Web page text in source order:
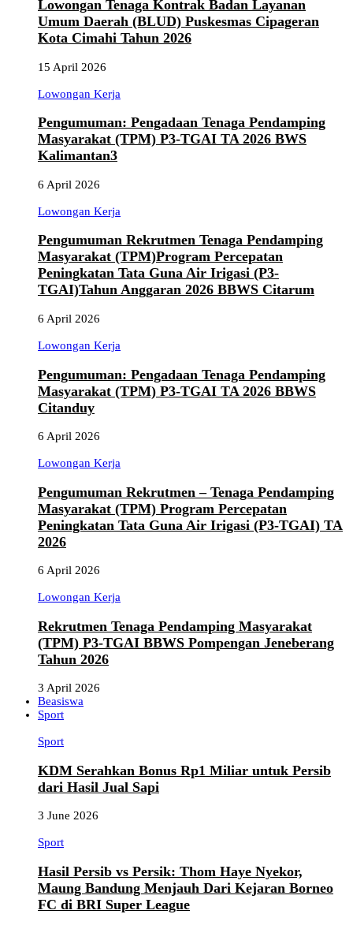
Lowongan Tenaga Kontrak Badan Layanan
Umum Daerah (BLUD) Puskesmas Cipageran
Kota Cimahi Tahun 2026
15 April 2026
Lowongan Kerja
Pengumuman: Pengadaan Tenaga Pendamping
Masyarakat (TPM) P3-TGAI TA 2026 BWS
Kalimantan3
6 April 2026
Lowongan Kerja
Pengumuman Rekrutmen Tenaga Pendamping
Masyarakat (TPM)Program Percepatan
Peningkatan Tata Guna Air Irigasi (P3-
TGAI)Tahun Anggaran 2026 BBWS Citarum
6 April 2026
Lowongan Kerja
Pengumuman: Pengadaan Tenaga Pendamping
Masyarakat (TPM) P3-TGAI TA 2026 BBWS
Citanduy
6 April 2026
Lowongan Kerja
Pengumuman Rekrutmen – Tenaga Pendamping
Masyarakat (TPM) Program Percepatan
Peningkatan Tata Guna Air Irigasi (P3-TGAI) TA
2026
6 April 2026
Lowongan Kerja
Rekrutmen Tenaga Pendamping Masyarakat
(TPM) P3-TGAI BBWS Pompengan Jeneberang
Tahun 2026
3 April 2026
Beasiswa
Sport
Sport
KDM Serahkan Bonus Rp1 Miliar untuk Persib
dari Hasil Jual Sapi
3 June 2026
Sport
Hasil Persib vs Persik: Thom Haye Nyekor,
Maung Bandung Menjauh Dari Kejaran Borneo
FC di BRI Super League